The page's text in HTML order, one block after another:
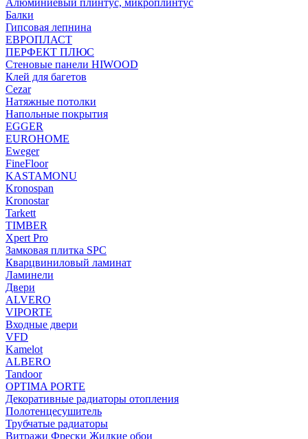
Балки
Гипсовая лепнина
ЕВРОПЛАСТ
ПЕРФЕКТ ПЛЮС
Стеновые панели HIWOOD
Клей для багетов
Cezar
Натяжные потолки
Напольные покрытия
EGGER
EUROHOME
Eweger
FineFloor
KASTAMONU
Kronospan
Kronostar
Tarkett
TIMBER
Xpert Pro
Замковая плитка SPC
Кварцвиниловый ламинат
Ламинели
Двери
ALVERO
VIPORTE
Входные двери
VFD
Kamelot
ALBERO
Tandoor
OPTIMA PORTE
Декоративные радиаторы отопления
Полотенцесушитель
Трубчатые радиаторы
Витражи Фрески Жидкие обои